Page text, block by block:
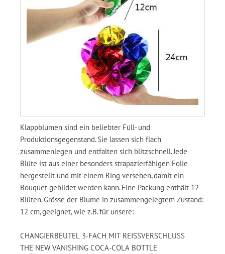
Klappblumen sind ein beliebter Füll- und
Produktionsgegenstand. Sie lassen sich flach
zusammenlegen und entfalten sich blitzschnell. Jede
Blüte ist aus einer besonders strapazierfähigen Folie
hergestellt und mit einem Ring versehen, damit ein
Bouquet gebildet werden kann. Eine Packung enthält 12
Blüten. Grösse der Blume in zusammengelegtem Zustand:
12 cm, geeignet, wie z.B. für unsere:
CHANGIERBEUTEL 3-FACH MIT REISSVERSCHLUSS
THE NEW VANISHING COCA-COLA BOTTLE